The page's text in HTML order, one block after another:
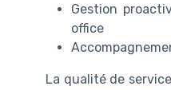
Gestion
office
La qualité de